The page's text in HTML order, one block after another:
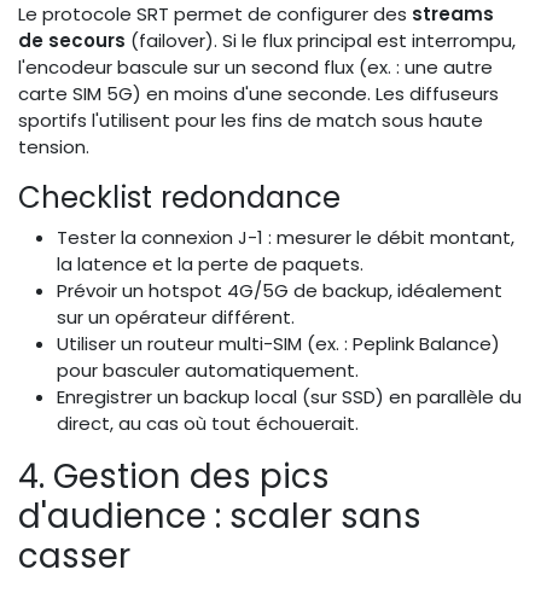
Le protocole SRT permet de configurer des streams
de secours (failover). Si le flux principal est interrompu,
l'encodeur bascule sur un second flux (ex. : une autre
carte SIM 5G) en moins d'une seconde. Les diffuseurs
sportifs l'utilisent pour les fins de match sous haute
tension.
Checklist redondance
Tester la connexion J-1 : mesurer le débit montant,
la latence et la perte de paquets.
Prévoir un hotspot 4G/5G de backup, idéalement
sur un opérateur différent.
Utiliser un routeur multi-SIM (ex. : Peplink Balance)
pour basculer automatiquement.
Enregistrer un backup local (sur SSD) en parallèle du
direct, au cas où tout échouerait.
4. Gestion des pics
d'audience : scaler sans
casser